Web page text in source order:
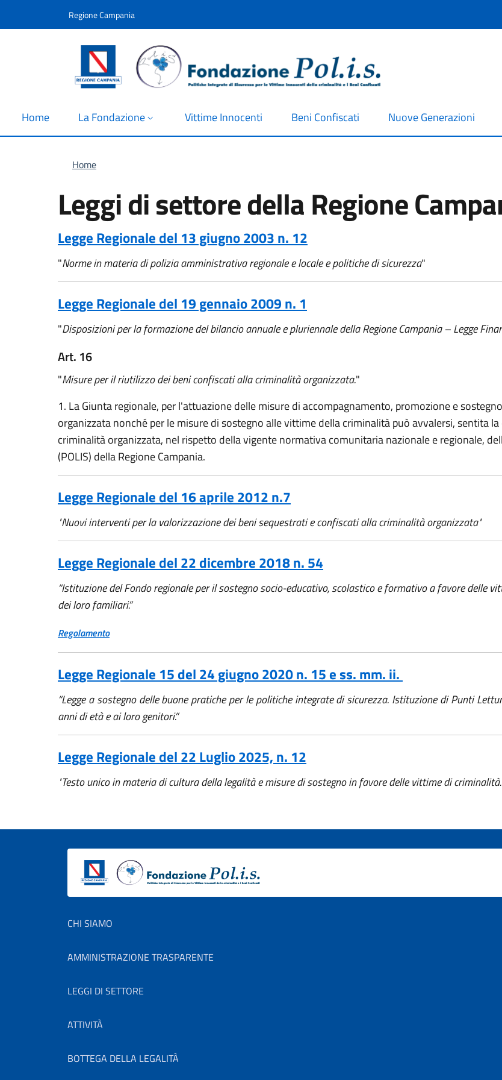
Regione Campania
Home La Fondazione Vittime Innocenti Beni Confiscati Nuove Generazioni
Briciole di pane
Home
Leggi di settore della Regione
Legge Regionale del 13 giugno 2003 n. 12
"Norme in materia di polizia amministrativa regionale e locale e politiche di sicurezza"
Legge Regionale del 19 gennaio 2009 n. 1
"Disposizioni per la formazione del bilancio annuale e pluriennale della Regione Campania – Legge
Art. 16
"Misure per il riutilizzo dei beni confiscati alla criminalità organizzata."
1. La Giunta regionale, per l'attuazione delle misure di accompagnamento, promozione e
organizzata nonché per le misure di sostegno alle vittime della criminalità può avvalersi, sentita
criminalità organizzata, nel rispetto della vigente normativa comunitaria nazionale e regionale,
(POLIS) della Regione Campania.
Legge Regionale del 16 aprile 2012 n.7
"Nuovi interventi per la valorizzazione dei beni sequestrati e confiscati alla criminalità organizzata"
Legge Regionale del 22 dicembre 2018 n. 54
“Istituzione del Fondo regionale per il sostegno socio-educativo, scolastico e formativo a favore delle
dei loro familiari.”
Regolamento
Legge Regionale 15 del 24 giugno 2020 n. 15 e ss. mm. ii.
“Legge a sostegno delle buone pratiche per le politiche integrate di sicurezza. Istituzione di Punti
anni di età e ai loro genitori.”
Legge Regionale del 22 Luglio 2025, n. 12
"Testo unico in materia di cultura della legalità e misure di sostegno in favore delle vittime di
Footer menu
CHI SIAMO
AMMINISTRAZIONE TRASPARENTE
LEGGI DI SETTORE
ATTIVITÀ
BOTTEGA DELLA LEGALITÀ